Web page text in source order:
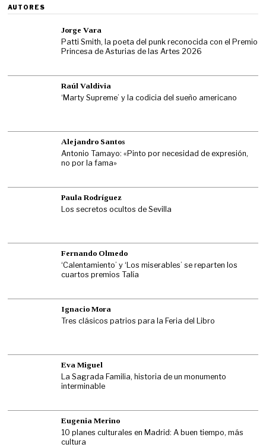
AUTORES
Jorge Vara
Patti Smith, la poeta del punk reconocida con el Premio
Princesa de Asturias de las Artes 2026
Raúl Valdivia
‘Marty Supreme’ y la codicia del sueño americano
Alejandro Santos
Antonio Tamayo: «Pinto por necesidad de expresión,
no por la fama»
Paula Rodríguez
Los secretos ocultos de Sevilla
Fernando Olmedo
‘Calentamiento’ y ‘Los miserables’ se reparten los
cuartos premios Talía
Ignacio Mora
Tres clásicos patrios para la Feria del Libro
Eva Miguel
La Sagrada Familia, historia de un monumento
interminable
Eugenia Merino
10 planes culturales en Madrid: A buen tiempo, más
cultura